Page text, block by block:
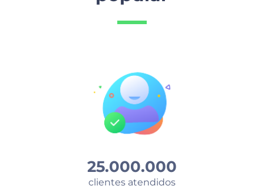
25.000.000
clientes atendidos